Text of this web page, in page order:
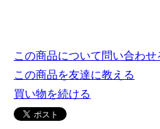
この商品について問い合わせ
この商品を友達に教える
買い物を続ける